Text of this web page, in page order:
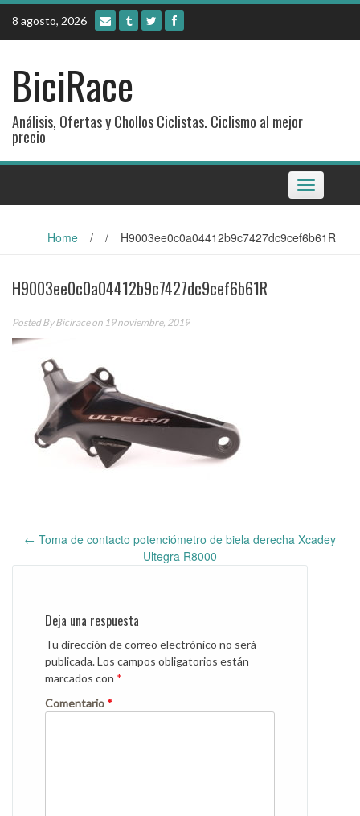
Skip
content
8 agosto, 2026
BiciRace
Análisis, Ofertas y Chollos Ciclistas. Ciclismo al mejor
precio
Toggle
navigation
Home / / H9003ee0c0a04412b9c7427dc9cef6b61R
H9003ee0c0a04412b9c7427dc9cef6b61R
Posted ByBiciraceon 19 noviembre, 2019
navigation
← Toma de contacto potenciómetro de biela derecha Xcadey
Ultegra R8000
Deja una respuesta
Tu dirección de correo electrónico no será
publicada.Los campos obligatorios están
marcados con *
Comentario *